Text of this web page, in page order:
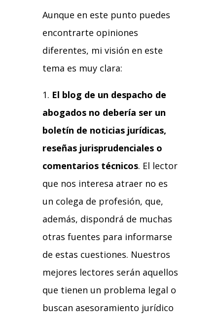
Aunque en este punto puedes
encontrarte opiniones
diferentes, mi visión en este
tema es muy clara:
El blog de un despacho de
abogados no debería ser un
boletín de noticias jurídicas,
reseñas jurisprudenciales o
comentarios técnicos. El lector
que nos interesa atraer no es
un colega de profesión, que,
además, dispondrá de muchas
otras fuentes para informarse
de estas cuestiones. Nuestros
mejores lectores serán aquellos
que tienen un problema legal o
buscan asesoramiento jurídico